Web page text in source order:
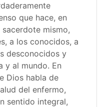
que hace, en
mismo,
a los conocidos, a
desconocidos y
y al mundo. En
Dios habla de
del enfermo,
sentido integral,